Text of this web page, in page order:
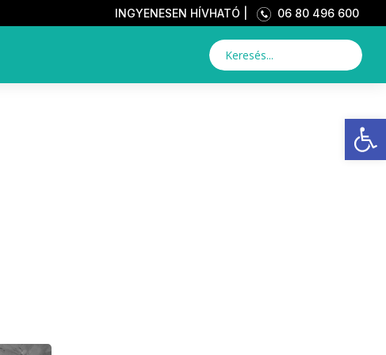
INGYENESEN HÍVHATÓ | 06 80 496 600